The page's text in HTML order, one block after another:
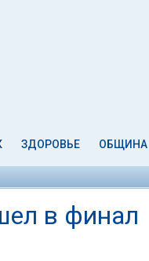
ЗДОРОВЬЕ ОБЩИНА
в финал